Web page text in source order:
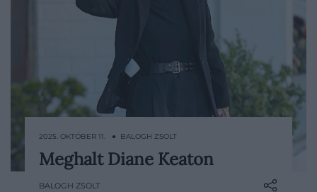
A színésznő kaliforniai otthonában hunyt
el.
2025. OKTÓBER 11. ● BALOGH ZSOLT
Meghalt Diane Keaton
BALOGH ZSOLT